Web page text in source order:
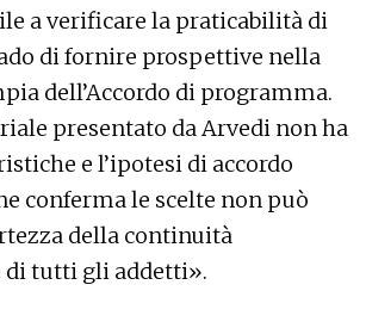
a verificare la praticabilità di
di fornire prospettive nella
dell’Accordo di programma.
presentato da Arvedi non ha
e l’ipotesi di accordo
conferma le scelte non può
della continuità
di tutti gli addetti».